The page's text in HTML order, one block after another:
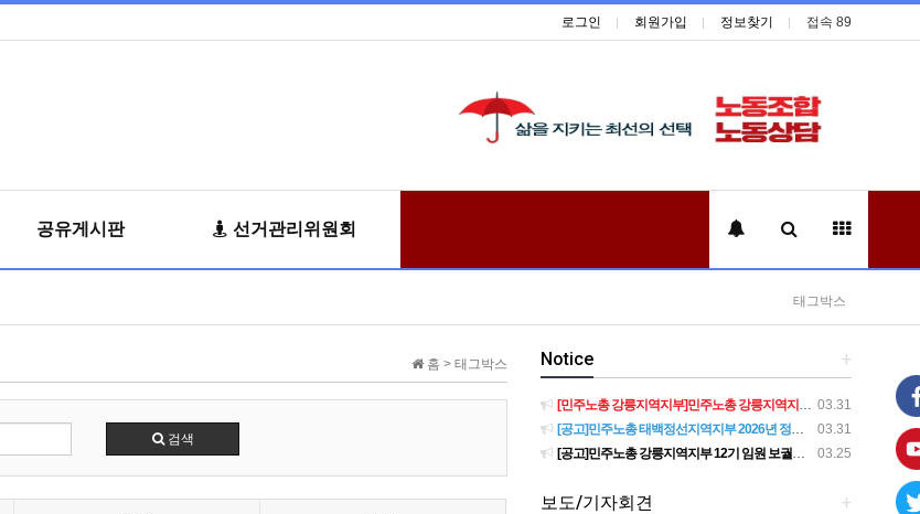
로그인 회원가입 정보찾기 접속 89
공유게시판 선거관리위원회
태그박스
홈 > 태그박스
검색
+
Notice
03.31
[민주노총 강릉지역지부]민주노총 강릉지역지부 제12기 임원 보궐선거결과 공고
03.31
[공고]민주노총 태백정선지역지부 2026년 정기 대의원대회 재소집 건
03.25
[공고]민주노총 강릉지역지부 12기 임원 보궐선거 후보자 확정 공고
+
보도/기자회견